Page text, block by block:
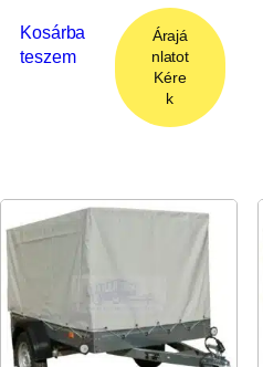
Kosárba
teszem
Árajá
nlatot
Kére
k